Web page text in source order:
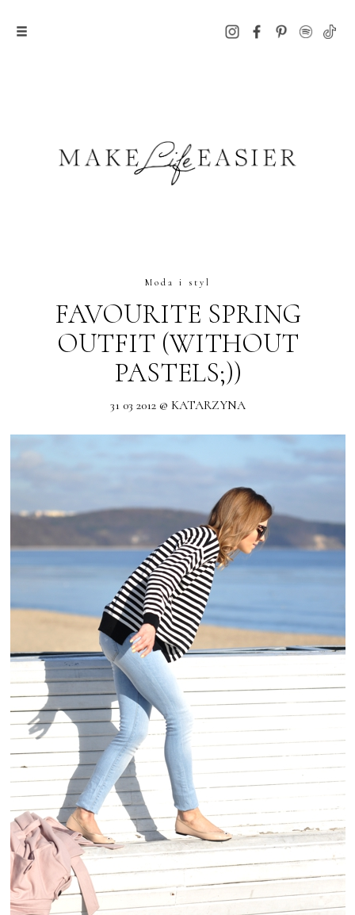
Moda i styl
FAVOURITE SPRING
OUTFIT (WITHOUT
PASTELS;))
31 03 2012 @ KATARZYNA